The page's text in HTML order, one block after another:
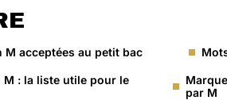
M acceptées au petit bac
M : la liste utile pour le
par M